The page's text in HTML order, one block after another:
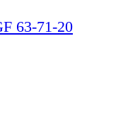
63-71-20